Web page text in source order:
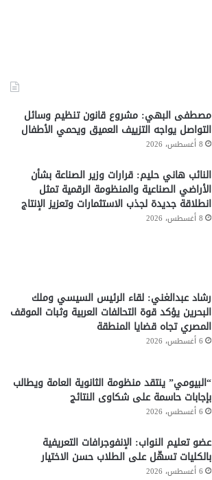
مصطفى البهي: مشروع قانون تنظيم وسائل
التواصل يواجه التزييف العميق ويحمي الأطفال
8 أغسطس، 2026
النائب هاني حليم: قرارات وزير الصناعة بشأن
الأراضي الصناعية والمنظومة الرقمية تمثل
انطلاقة جديدة لجذب الاستثمارات وتعزيز الإنتاج
8 أغسطس، 2026
رشاد عبدالغني: لقاء الرئيس السيسي وملك
البحرين يؤكد قوة التحالفات العربية وثبات الموقف
المصري تجاه قضايا المنطقة
6 أغسطس، 2026
“البيومي” ينتقد منظومة الثانوية العامة ويطالب
بإجابات حاسمة على شكاوى النتائج
6 أغسطس، 2026
عضو تعليم النواب: الإنفوجرافات التعريفية
بالكليات تسهّل على الطلاب حسن الاختيار
6 أغسطس، 2026